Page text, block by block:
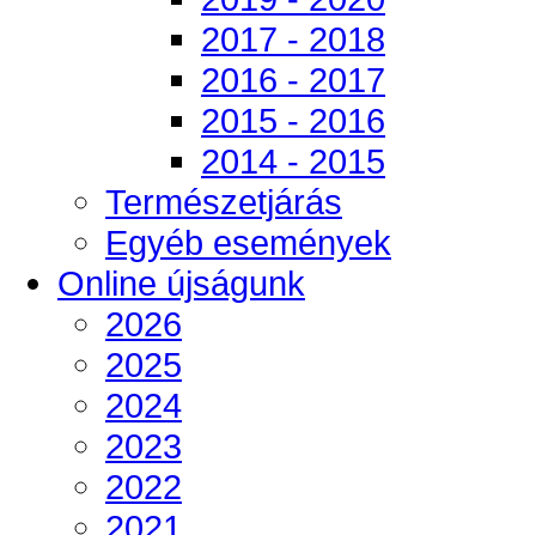
2017 - 2018
2016 - 2017
2015 - 2016
2014 - 2015
Természetjárás
Egyéb események
Online újságunk
2026
2025
2024
2023
2022